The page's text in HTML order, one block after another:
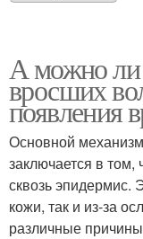
А можно ли
вросших
появления
Основной
заключается в том,
сквозь эпидермис.
кожи, так и из-за
различные